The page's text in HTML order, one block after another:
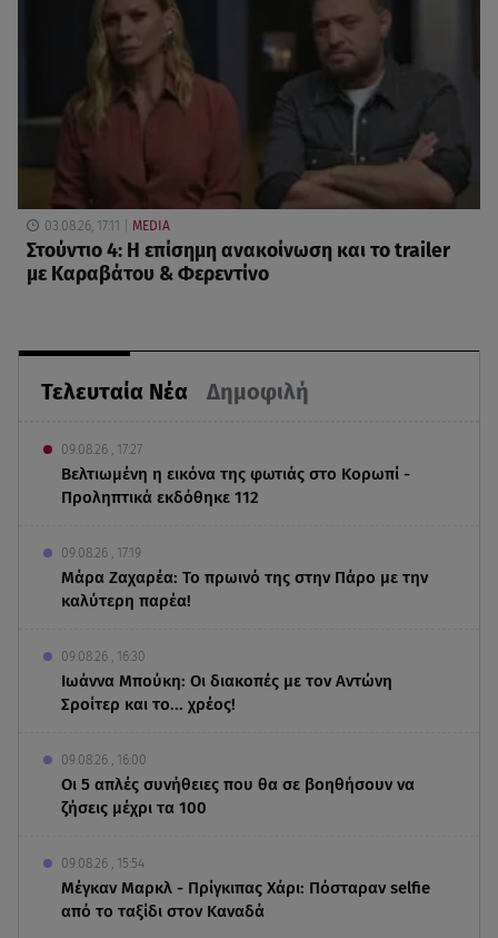
Τελευταία Νέα Δημοφιλή
09.08.26 , 17:27
Βελτιωμένη η εικόνα της φωτιάς στο Κορωπί -
Προληπτικά εκδόθηκε 112
09.08.26 , 17:19
Μάρα Ζαχαρέα: Το πρωινό της στην Πάρο με την
καλύτερη παρέα!
09.08.26 , 16:30
Ιωάννα Μπούκη: Οι διακοπές με τον Αντώνη
Σροίτερ και το... χρέος!
09.08.26 , 16:00
Οι 5 απλές συνήθειες που θα σε βοηθήσουν να
ζήσεις μέχρι τα 100
09.08.26 , 15:54
Μέγκαν Μαρκλ - Πρίγκιπας Χάρι: Πόσταραν selfie
από το ταξίδι στον Καναδά
03.08.26, 17:11 MEDIA
Στούντιο 4: Η επίσημη ανακοίνωση και το trailer
με Καραβάτου & Φερεντίνο